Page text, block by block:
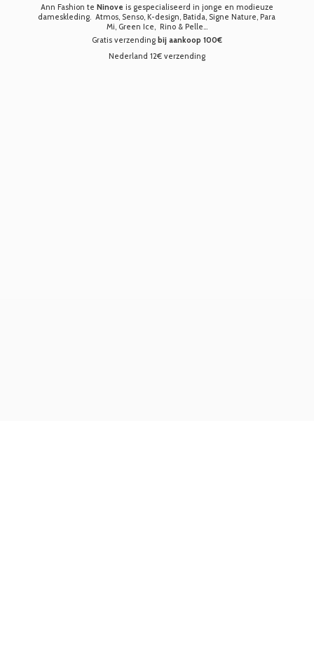
Ann Fashion te Ninove is gespecialiseerd in jonge en modieuze
dameskleding. Atmos, Senso, K-design, Batida, Signe Nature, Para
Mi, Green Ice, Rino & Pelle...
Gratis verzending bij aankoop 100€
Nederland 12€ verzending